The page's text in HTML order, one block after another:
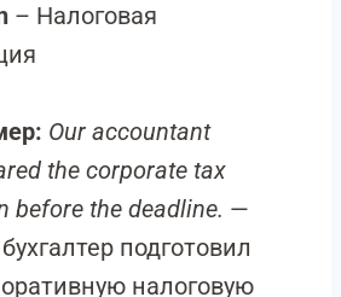
– Налоговая
Our accountant
the corporate tax
before the deadline. —
подготовил
налоговую